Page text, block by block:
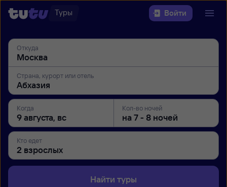
Туры Войти
Откуда
Страна, курорт или отель
Когда Кол-во ночей
Кто едет
Найти туры